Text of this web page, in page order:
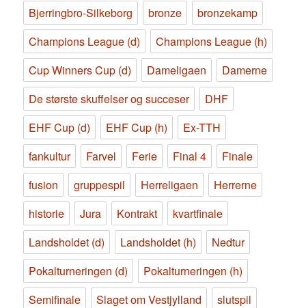
Bjerringbro-Silkeborg
bronze
bronzekamp
Champions League (d)
Champions League (h)
Cup Winners Cup (d)
Dameligaen
Damerne
De største skuffelser og succeser
DHF
EHF Cup (d)
EHF Cup (h)
Ex-TTH
fankultur
Farvel Ferie Final 4
Finale
fusion
gruppespil Herreligaen
Herrerne
historie
Jura Kontrakt
kvartfinale
Landsholdet (d)
Landsholdet (h)
Nedtur
Pokalturneringen (d)
Pokalturneringen (h)
Semifinale
Slaget om Vestjylland
slutspil